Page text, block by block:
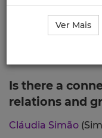
Ciência_Iscte
da Comunicação
Is there a
relations and
Cláudia Simão
Ver Mais